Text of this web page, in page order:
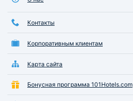
Контакты
Корпоративным клиентам
Карта сайта
Бонусная программа 101Hotels.com